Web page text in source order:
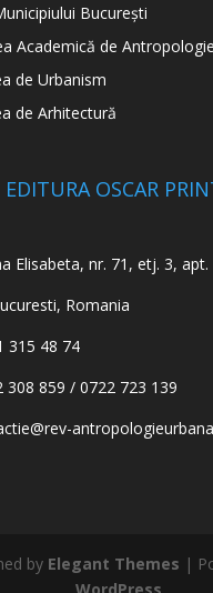
București
Academică de Antropologie
de Urbanism
de Arhitectură
OSCAR
Elisabeta, nr. 71, etj. 3, apt.
Romania
315 48 74
308 859 / 0722 723 139
by Elegant Themes |